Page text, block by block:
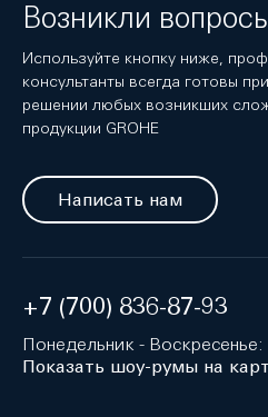
Возникли
Используйте кнопку ниже,
консультанты всегда готовы
решении любых возникших
продукции GROHE
Написать нам
+7 (700) 836-87-93
Понедельник -
Показать шоу-румы на